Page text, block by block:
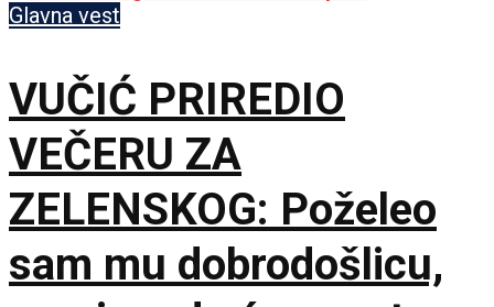
Glavna vest
VUČIĆ PRIREDIO
VEČERU ZA
ZELENSKOG: Poželeo
sam mu dobrodošlicu,